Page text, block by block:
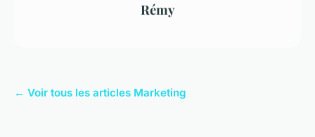
Rémy
← Voir tous les articles Marketing